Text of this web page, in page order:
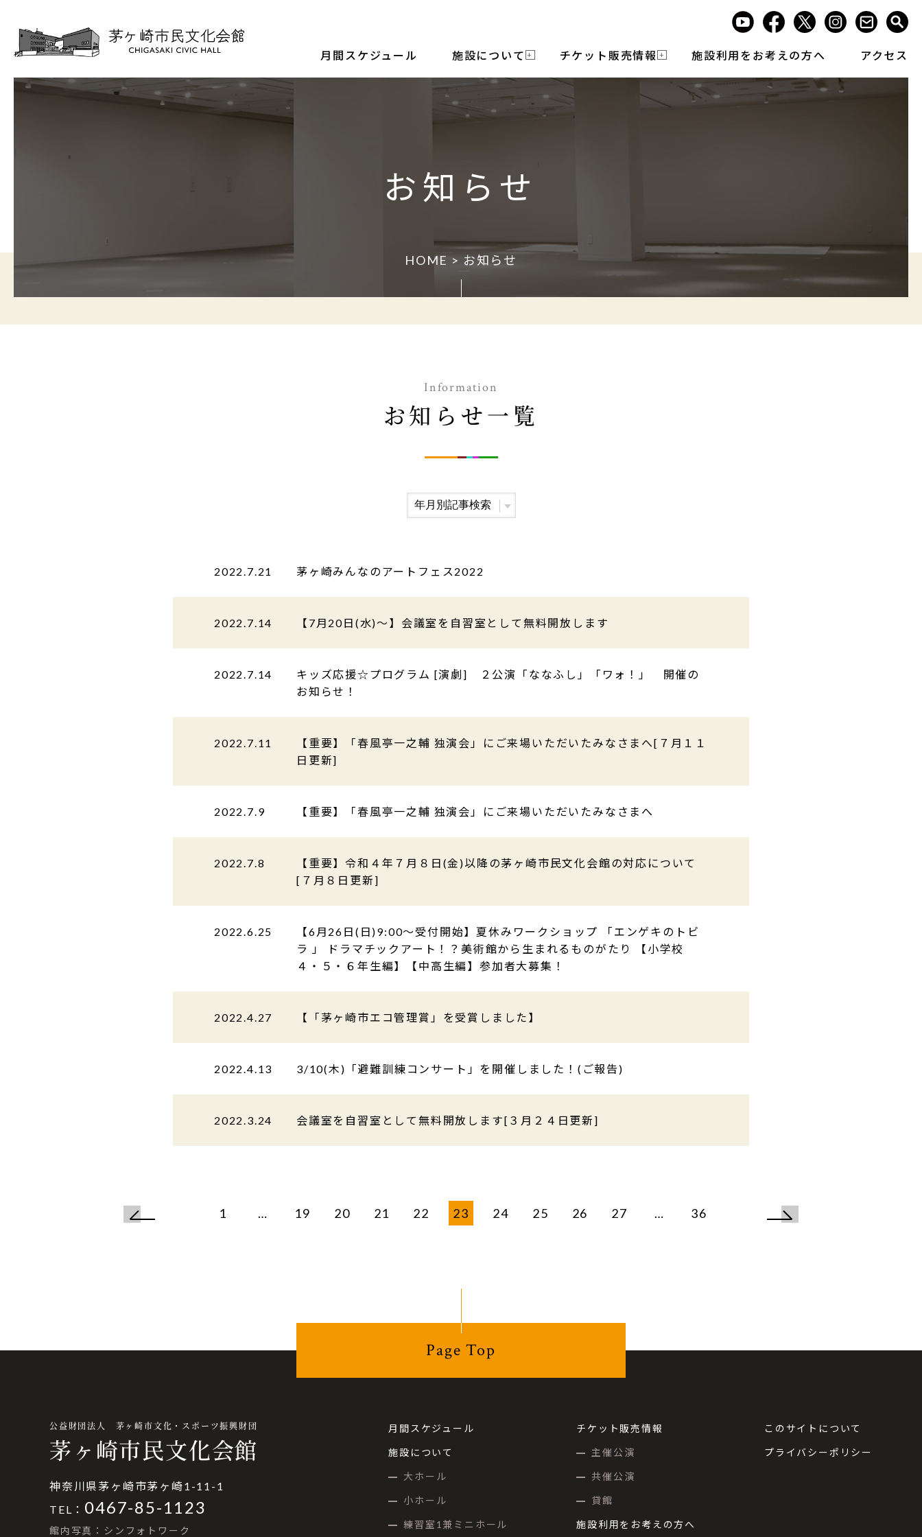
月間スケジュール 施設について チケット販売情報 施設利用をお考えの方へ アクセス
お知らせ
HOME > お知らせ
Information
お知らせ一覧
2022.7.21 茅ヶ崎みんなのアートフェス2022
2022.7.14 【7月20日(水)～】会議室を自習室として無料開放します
2022.7.14
キッズ応援☆プログラム [演劇] ２公演「ななふし」「ワォ！」 開催の
お知らせ！
2022.7.11
【重要】「春風亭一之輔 独演会」にご来場いただいたみなさまへ[７月１１
日更新]
2022.7.9 【重要】「春風亭一之輔 独演会」にご来場いただいたみなさまへ
2022.7.8
【重要】令和４年７月８日(金)以降の茅ヶ崎市民文化会館の対応について
[７月８日更新]
2022.6.25
【6月26日(日)9:00～受付開始】夏休みワークショップ 「エンゲキのトビ
ラ 」 ドラマチックアート！？美術館から生まれるものがたり 【小学校
４・５・６年生編】【中高生編】参加者大募集！
2022.4.27 【「茅ヶ崎市エコ管理賞」を受賞しました】
2022.4.13 3/10(木)「避難訓練コンサート」を開催しました！(ご報告)
2022.3.24 会議室を自習室として無料開放します[３月２４日更新]
1 … 19 20 21 22 23 24 25 26 27 … 36
Page Top
公益財団法人 茅ヶ崎市文化・スポーツ振興財団
茅ヶ崎市民文化会館
神奈川県茅ヶ崎市茅ヶ崎1-11-1
TEL： 0467-85-1123
館内写真：シンフォトワーク
月間スケジュール
施設について
大ホール
小ホール
練習室1兼ミニホール
チケット販売情報
主催公演
共催公演
貸館
施設利用をお考えの方へ
このサイトについて
プライバシーポリシー